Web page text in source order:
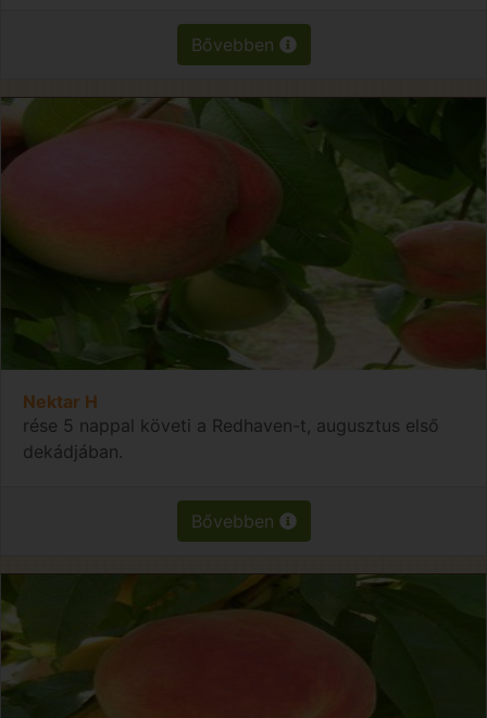
Bővebben
Nektar H
rése 5 nappal követi a Redhaven-t, augusztus első
dekádjában.
Bővebben